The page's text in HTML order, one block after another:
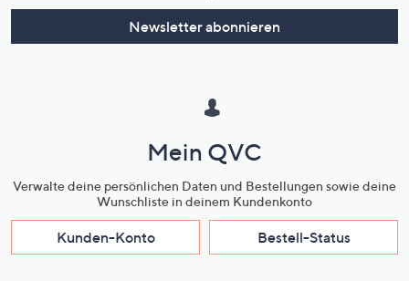
Newsletter abonnieren
Mein QVC
Verwalte deine persönlichen Daten und Bestellungen sowie deine
Wunschliste in deinem Kundenkonto
Kunden-Konto Bestell-Status